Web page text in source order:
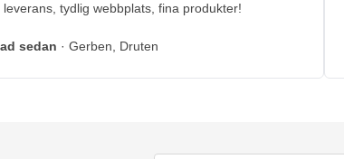
leverans, tydlig webbplats, fina produkter!
sedan · Gerben, Druten